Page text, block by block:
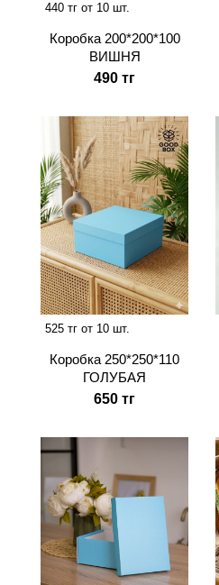
440 тг от 10 шт.
Коробка 200*200*100
ВИШНЯ
490 тг
525 тг от 10 шт.
Коробка 250*250*110
ГОЛУБАЯ
650 тг